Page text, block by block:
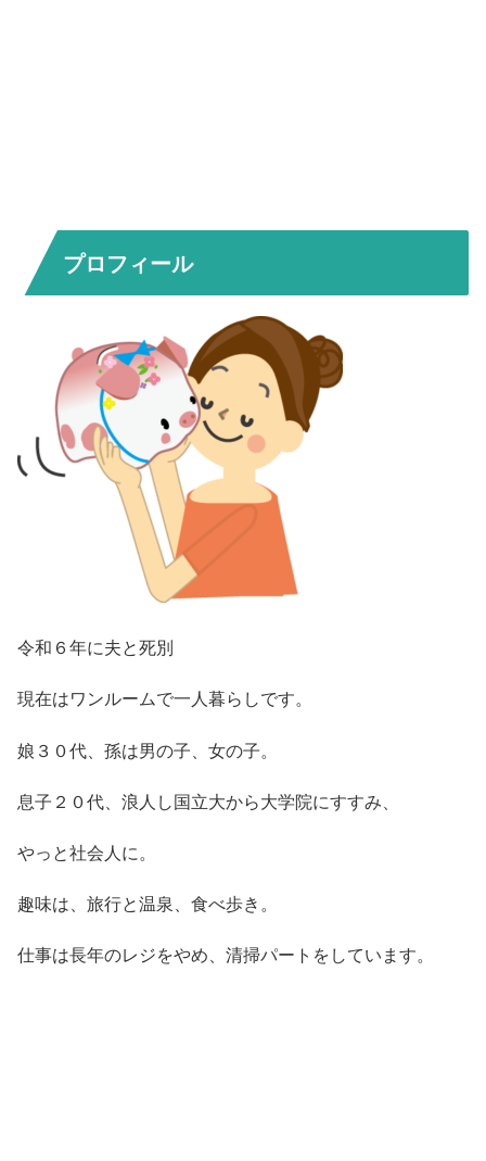
プロフィール
令和６年に夫と死別
現在はワンルームで一人暮らしです。
娘３０代、孫は男の子、女の子。
息子２０代、浪人し国立大から大学院にすすみ、
やっと社会人に。
趣味は、旅行と温泉、食べ歩き。
仕事は長年のレジをやめ、清掃パートをしています。